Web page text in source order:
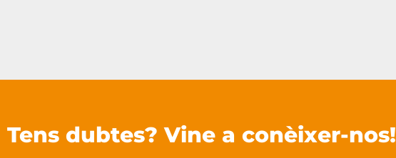
Tens dubtes? Vine a conèixer-nos!